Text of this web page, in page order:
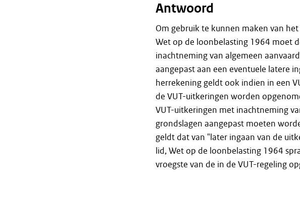
Antwoord
Om gebruik te kunnen maken van
Wet op de loonbelasting 1964 moet
inachtneming van algemeen
aangepast aan een eventuele latere
herrekening geldt ook indien in een
de VUT-uitkeringen worden
VUT-uitkeringen met inachtneming
grondslagen aangepast moeten
geldt dat van "later ingaan van de
lid, Wet op de loonbelasting 1964
vroegste van de in de VUT-regeling